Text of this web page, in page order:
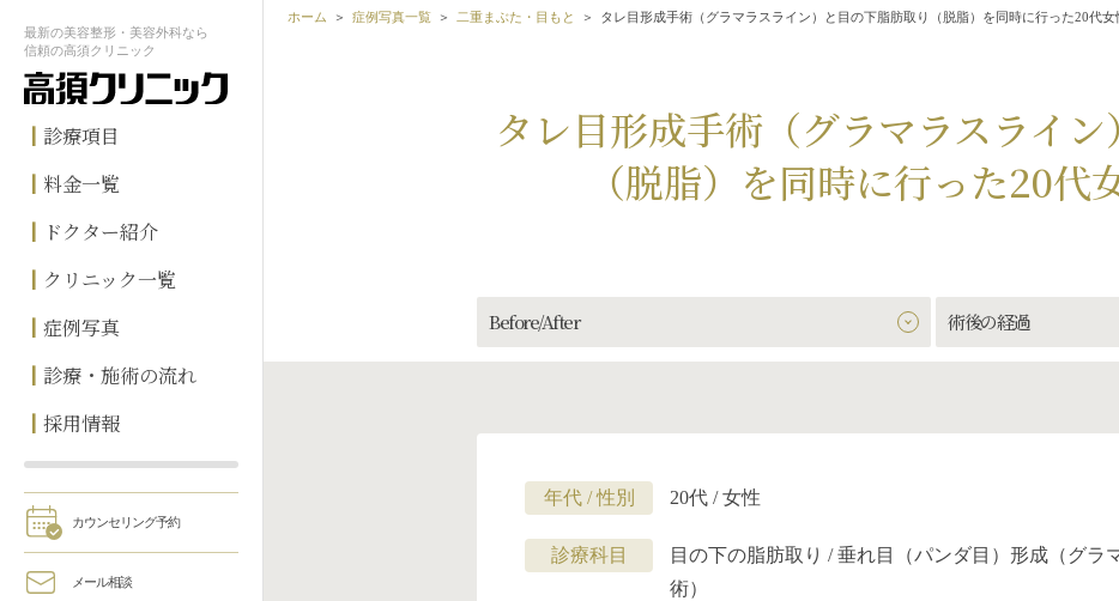
最新の美容整形・美容外科なら
信頼の高須クリニック
診療項目
料金一覧
ドクター紹介
クリニック一覧
症例写真
診療・施術の流れ
採用情報
カウンセリング予約
メール相談
ホーム 症例写真一覧 二重まぶた・目もと タレ目形成手術（グラマラスライン）と目の下脂肪取り（脱脂）を同時に行った20代
タレ目形成手術（グラマラスライ
（脱脂）を同時に行った20代
Before/After 術後の経過
年代 / 性別 20代 / 女性
診療科目
目の下の脂肪取り / 垂れ目（パンダ目）形成（グラ
術）